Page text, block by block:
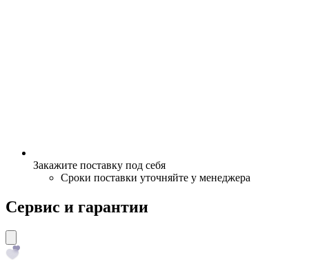
Закажите поставку под себя
Сроки поставки уточняйте у менеджера
Сервис и гарантии